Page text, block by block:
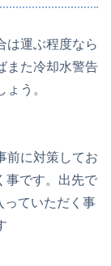
は運ぶ程度なら
また冷却水警告
う。
前に対策してお
事です。出先で
っていただく事